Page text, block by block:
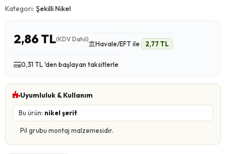
Kategori: Şekilli Nikel
2,86 TL(KDV Dahil)
Havale/EFT ile 2,77 TL
0,31 TL 'den başlayan taksitlerle
Uyumluluk & Kullanım
Bu ürün: nikel şerit
Pil grubu montaj malzemesidir.